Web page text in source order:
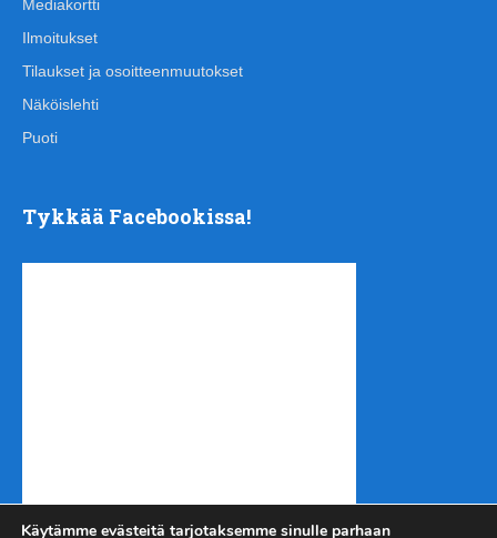
Mediakortti
Ilmoitukset
Tilaukset ja osoitteenmuutokset
Näköislehti
Puoti
Tykkää Facebookissa!
Käytämme evästeitä tarjotaksemme sinulle parhaan